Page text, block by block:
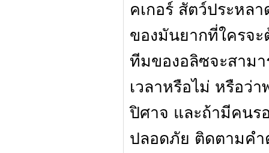
คเกอร์ สัตว์ประหล
ของมันยากที่ใครจ
ทีมของอลิซจะสาม
เวลาหรือไม่ หรือว่
ปิศาจ และถ้ามีคนร
ปลอดภัย ติดตามคำ